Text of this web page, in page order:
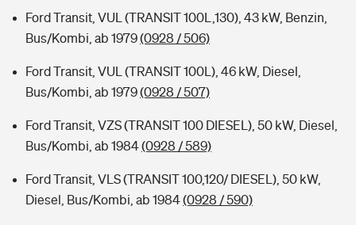
Ford Transit, VUL (TRANSIT 100L,130), 43 kW, Benzin,
Bus/Kombi, ab 1979(0928 / 506)
Ford Transit, VUL (TRANSIT 100L), 46 kW, Diesel,
Bus/Kombi, ab 1979(0928 / 507)
Ford Transit, VZS (TRANSIT 100 DIESEL), 50 kW, Diesel,
Bus/Kombi, ab 1984(0928 / 589)
Ford Transit, VLS (TRANSIT 100,120/ DIESEL), 50 kW,
Diesel, Bus/Kombi, ab 1984(0928 / 590)